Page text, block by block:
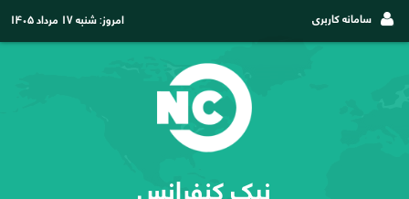
سامانه کاربری امروز:شنبه ۱۷ مرداد ۱۴۰۵